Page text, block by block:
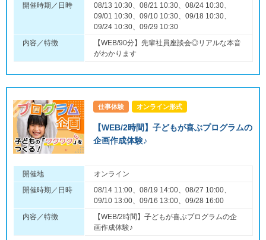
開催時期／日時
08/13 10:30、08/21 10:30、08/24 10:30、
09/01 10:30、09/10 10:30、09/18 10:30、
09/24 10:30、09/29 10:30
内容／特徴
【WEB/90分】先輩社員座談会◎リアルな本音
がわかります
仕事体験 オンライン形式
【WEB/2時間】子どもが喜ぶプログラムの
企画作成体験♪
開催地
オンライン
開催時期／日時
08/14 11:00、08/19 14:00、08/27 10:00、
09/10 13:00、09/16 13:00、09/28 16:00
内容／特徴
【WEB/2時間】子どもが喜ぶプログラムの企
画作成体験♪